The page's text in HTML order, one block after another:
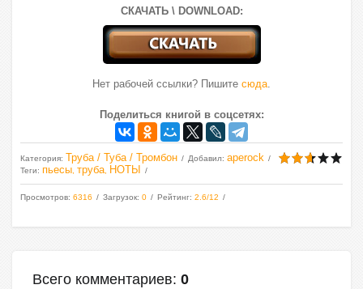
СКАЧАТЬ \ DOWNLOAD:
Нет рабочей ссылки? Пишите сюда.
Поделиться книгой в соцсетях:
Категория: Труба / Туба / Тромбон Добавил: aperock
Теги: пьесы труба НОТЫ
Просмотров: 6316 Загрузок: 0 Рейтинг: 2.6/12
Всего комментариев: 0